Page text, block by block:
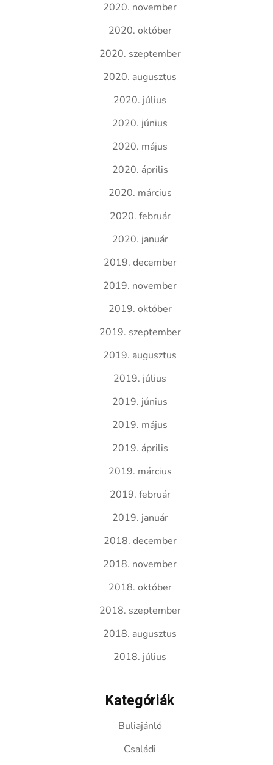
2020. november
2020. október
2020. szeptember
2020. augusztus
2020. július
2020. június
2020. május
2020. április
2020. március
2020. február
2020. január
2019. december
2019. november
2019. október
2019. szeptember
2019. augusztus
2019. július
2019. június
2019. május
2019. április
2019. március
2019. február
2019. január
2018. december
2018. november
2018. október
2018. szeptember
2018. augusztus
2018. július
Kategóriák
Buliajánló
Családi